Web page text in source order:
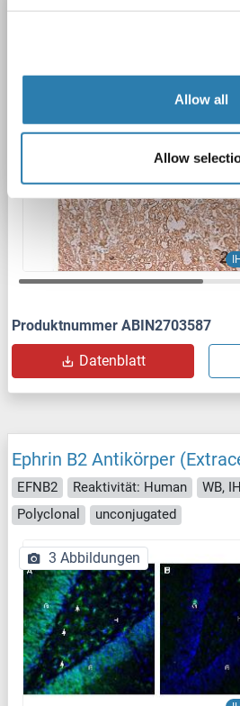
Allow all
Allow
Ephrin B2 Antikörper
WB,
Produktnummer ABIN2703587
Datenblatt
Ephrin B2 Antikörper
EFNB2 Reaktivität: Human WB,
Polyclonal
unconjugated
3 Abbildungen